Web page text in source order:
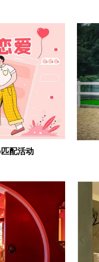
配活动